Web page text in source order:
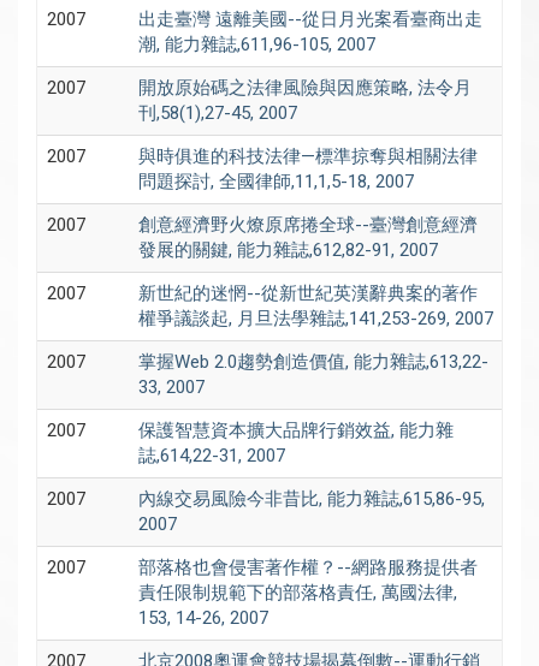
2007
出走臺灣 遠離美國--從日月光案看臺商出走
潮, 能力雜誌,611,96-105, 2007
2007
開放原始碼之法律風險與因應策略, 法令月
刊,58(1),27-45, 2007
2007
與時俱進的科技法律—標準掠奪與相關法律
問題探討, 全國律師,11,1,5-18, 2007
2007
創意經濟野火燎原席捲全球--臺灣創意經濟
發展的關鍵, 能力雜誌,612,82-91, 2007
2007
新世紀的迷惘--從新世紀英漢辭典案的著作
權爭議談起, 月旦法學雜誌,141,253-269, 2007
2007
掌握Web 2.0趨勢創造價值, 能力雜誌,613,22-
33, 2007
2007
保護智慧資本擴大品牌行銷效益, 能力雜
誌,614,22-31, 2007
2007
內線交易風險今非昔比, 能力雜誌,615,86-95,
2007
2007
部落格也會侵害著作權？--網路服務提供者
責任限制規範下的部落格責任, 萬國法律,
153, 14-26, 2007
2007
北京2008奧運會競技場揭幕倒數--運動行銷